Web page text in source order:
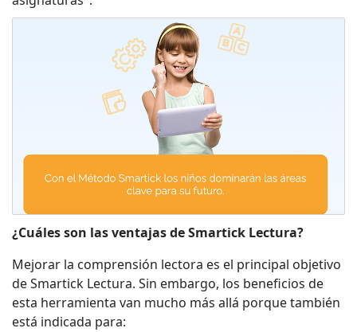
¿Cuáles son las ventajas de Smartick Lectura?
Mejorar la comprensión lectora es el principal objetivo
de Smartick Lectura. Sin embargo, los beneficios de
esta herramienta van mucho más allá porque también
está indicada para: